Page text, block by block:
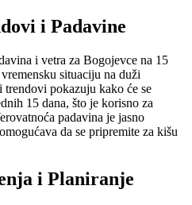
i Padavine
i vetra za Bogojevce na 15
situaciju na duži
trendovi pokazuju kako će se
15 dana, što je korisno za
padavina je jasno
da se pripremite za kišu
i Planiranje